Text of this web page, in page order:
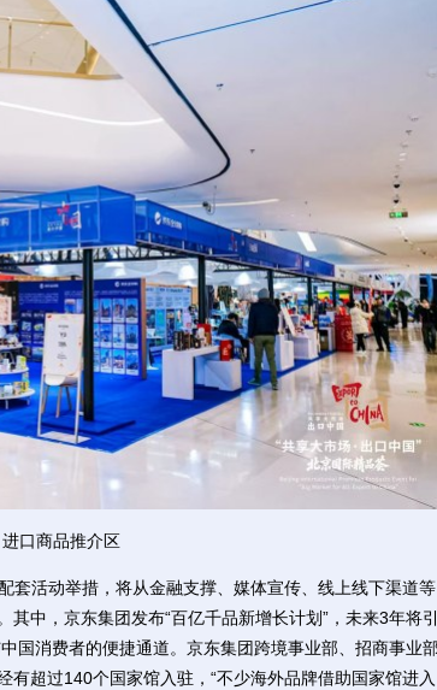
进口商品推介区
活动举措，将从金融支撑、媒体宣传、线上线下渠道等
中，京东集团发布“百亿千品新增长计划”，未来3年将引
国消费者的便捷通道。京东集团跨境事业部、招商事业
超过140个国家馆入驻，“不少海外品牌借助国家馆进入